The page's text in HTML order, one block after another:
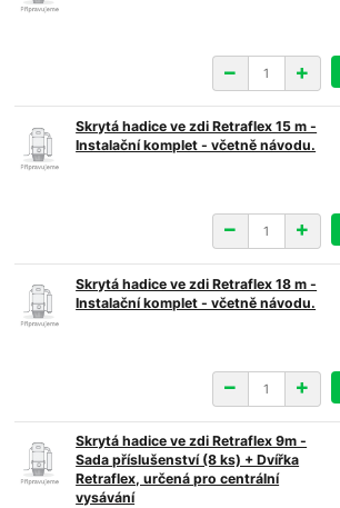
Skrytá hadice ve zdi Retraflex 15 m -
Instalační komplet - včetně návodu.
Skrytá hadice ve zdi Retraflex 18 m -
Instalační komplet - včetně návodu.
Skrytá hadice ve zdi Retraflex 9m -
Sada příslušenství (8 ks) + Dvířka
Retraflex, určená pro centrální
vysávání